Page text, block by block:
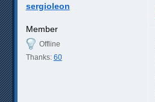
sergioleon
Member
Offline
Thanks: 60